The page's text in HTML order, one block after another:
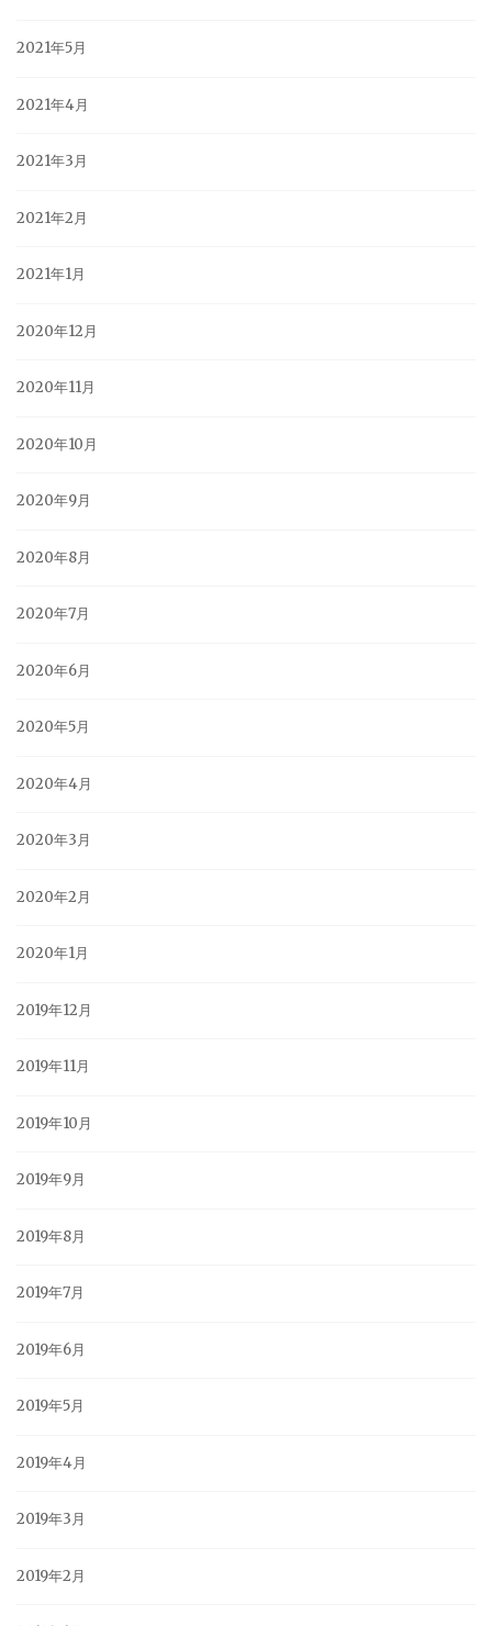
2021年5月
2021年4月
2021年3月
2021年2月
2021年1月
2020年12月
2020年11月
2020年10月
2020年9月
2020年8月
2020年7月
2020年6月
2020年5月
2020年4月
2020年3月
2020年2月
2020年1月
2019年12月
2019年11月
2019年10月
2019年9月
2019年8月
2019年7月
2019年6月
2019年5月
2019年4月
2019年3月
2019年2月